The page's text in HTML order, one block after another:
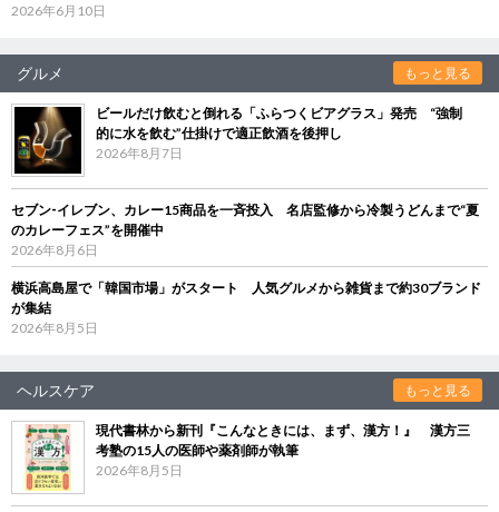
2026年6月10日
グルメ もっと見る
ビールだけ飲むと倒れる「ふらつくビアグラス」発売 “強制
的に水を飲む”仕掛けで適正飲酒を後押し
2026年8月7日
セブン‐イレブン、カレー15商品を一斉投入 名店監修から冷製うどんまで“夏
のカレーフェス”を開催中
2026年8月6日
横浜高島屋で「韓国市場」がスタート 人気グルメから雑貨まで約30ブランド
が集結
2026年8月5日
ヘルスケア もっと見る
現代書林から新刊『こんなときには、まず、漢方！』 漢方三
考塾の15人の医師や薬剤師が執筆
2026年8月5日